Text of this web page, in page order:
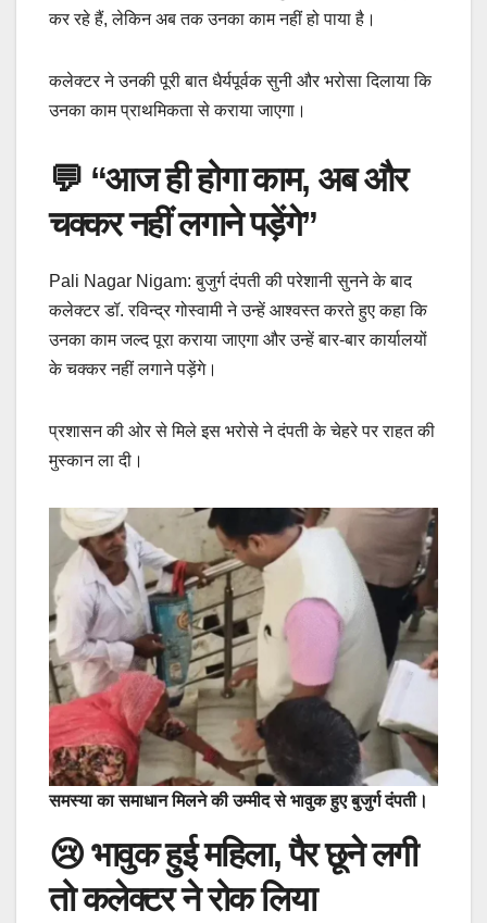
कर रहे हैं, लेकिन अब तक उनका काम नहीं हो पाया है।
कलेक्टर ने उनकी पूरी बात धैर्यपूर्वक सुनी और भरोसा दिलाया कि
उनका काम प्राथमिकता से कराया जाएगा।
💬 “आज ही होगा काम, अब और
चक्कर नहीं लगाने पड़ेंगे”
Pali Nagar Nigam: बुजुर्ग दंपती की परेशानी सुनने के बाद
कलेक्टर डॉ. रविन्द्र गोस्वामी ने उन्हें आश्वस्त करते हुए कहा कि
उनका काम जल्द पूरा कराया जाएगा और उन्हें बार-बार कार्यालयों
के चक्कर नहीं लगाने पड़ेंगे।
प्रशासन की ओर से मिले इस भरोसे ने दंपती के चेहरे पर राहत की
मुस्कान ला दी।
समस्या का समाधान मिलने की उम्मीद से भावुक हुए बुजुर्ग दंपती।
😢 भावुक हुई महिला, पैर छूने लगी
तो कलेक्टर ने रोक लिया